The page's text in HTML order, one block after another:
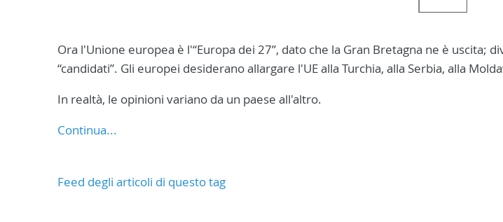
Ora l'Unione europea è l'“Europa dei 27”, dato che la Gran Bretagna ne è uscita;
“candidati”. Gli europei desiderano allargare l'UE alla Turchia, alla Serbia, alla
In realtà, le opinioni variano da un paese all'altro.
Continua...
Feed degli articoli di questo tag